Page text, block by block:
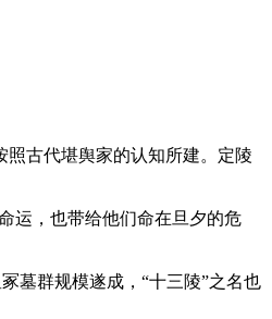
照古代堪舆家的认知所建。定陵
运，也带给他们命在旦夕的危
墓群规模遂成，“十三陵”之名也